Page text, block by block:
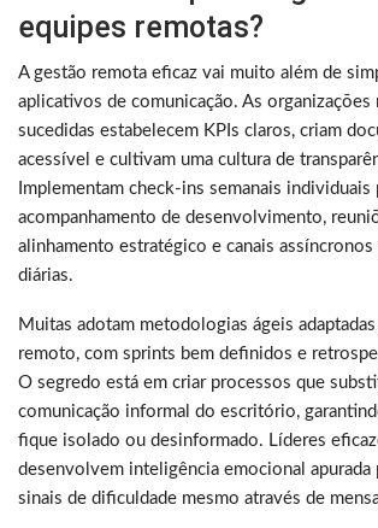
equipes remotas?
A gestão remota eficaz vai muito além de
aplicativos de comunicação. As organizações
sucedidas estabelecem KPIs claros, criam
acessível e cultivam uma cultura de
Implementam check-ins semanais individuais
acompanhamento de desenvolvimento,
alinhamento estratégico e canais assíncronos
diárias.
Muitas adotam metodologias ágeis
remoto, com sprints bem definidos e
O segredo está em criar processos que
comunicação informal do escritório,
fique isolado ou desinformado. Líderes
desenvolvem inteligência emocional apurada
sinais de dificuldade mesmo através de